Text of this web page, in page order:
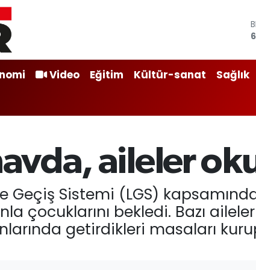
Video Eğitim Kültür-sanat Sağlık
aileler
Geçiş Sistemi (LGS)
çocuklarını bekledi. Bazı
getirdikleri masaları